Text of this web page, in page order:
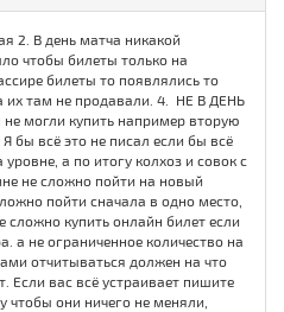
2. В день матча никакой
чтобы билеты только на
билеты то появлялись то
их там не продавали. 4. НЕ В ДЕНЬ
могли купить например вторую
бы всё это не писал если бы всё
а по итогу колхоз и совок с
не сложно пойти на новый
пойти сначала в одно место,
сложно купить онлайн билет если
а не ограниченное количество на
отчитываться должен на что
Если вас всё устраивает пишите
чтобы они ничего не меняли,